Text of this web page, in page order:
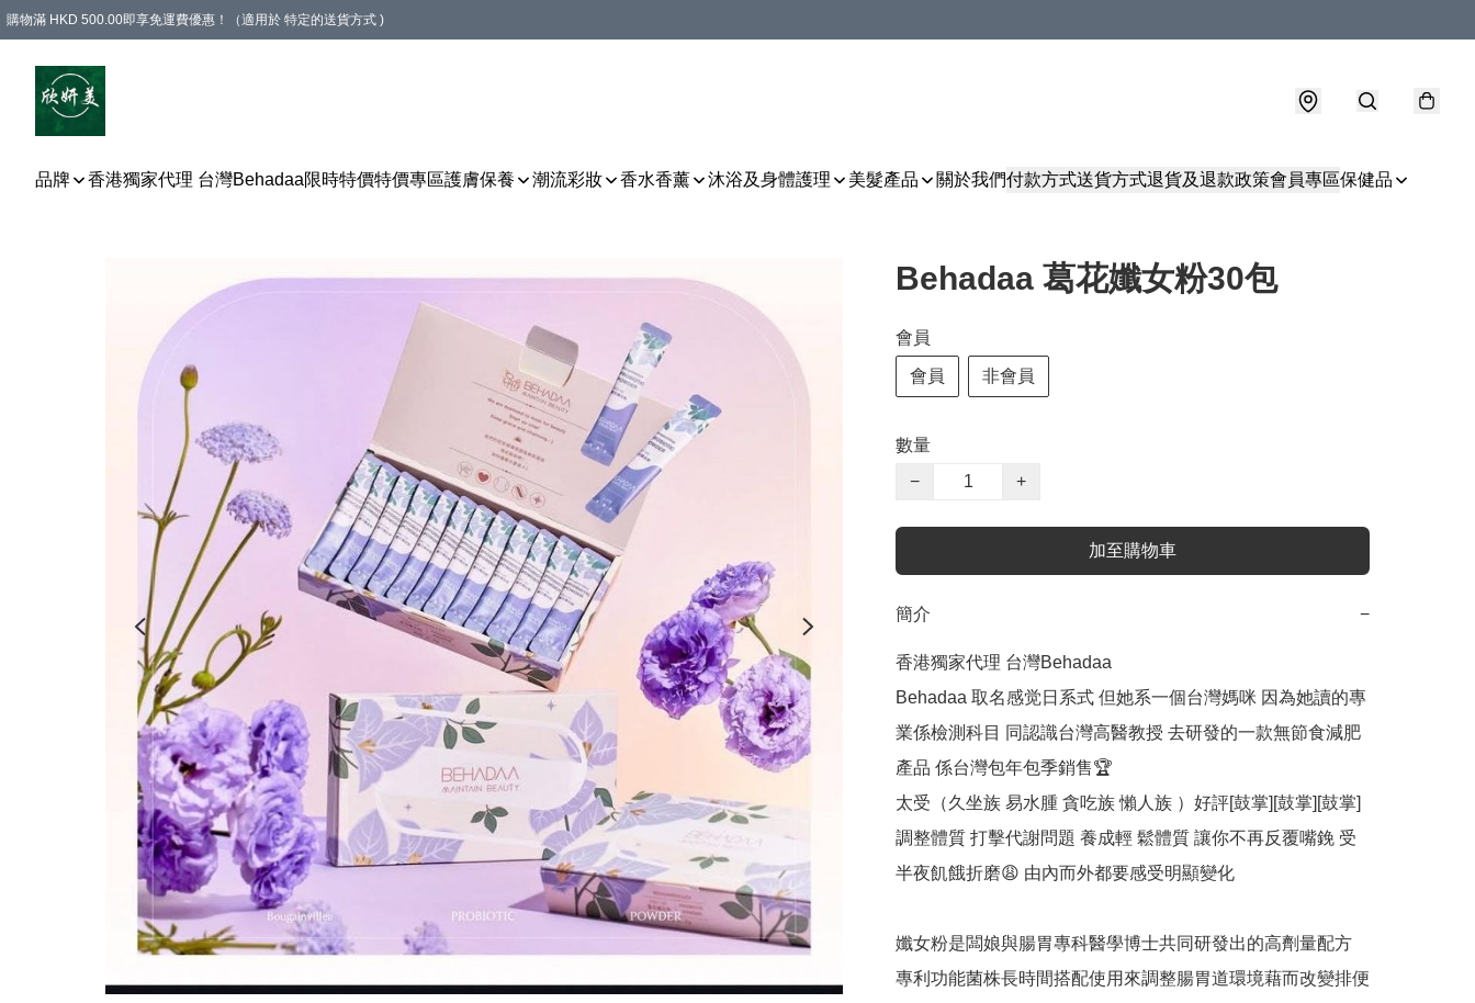
購物滿 HKD 500.00即享免運費優惠！（適用於 特定的送貨方式 )
品牌 香港獨家代理 台灣Behadaa限時特價特價專區護膚保養 潮流彩妝 香水香薰 沐浴及身體護理 美髮產品 關於我們付款方式送貨方式退貨及退款政策會員專區保健品
Behadaa 葛花孅女粉30包
會員
會員 非會員
數量
−
+
加至購物車
簡介 −
香港獨家代理 台灣Behadaa
Behadaa 取名感觉日系式 但她系一個台灣媽咪 因為她讀的專
業係檢測科目 同認識台灣高醫教授 去研發的一款無節食減肥
產品 係台灣包年包季銷售🏆
太受（久坐族 易水腫 貪吃族 懶人族 ）好評[鼓掌][鼓掌][鼓掌]
調整體質 打擊代謝問題 養成輕 鬆體質 讓你不再反覆嘴鋔 受
半夜飢餓折磨😩 由內而外都要感受明顯變化
孅女粉是闆娘與腸胃專科醫學博士共同研發出的高劑量配方
專利功能菌株長時間搭配使用來調整腸胃道環境藉而改變排便